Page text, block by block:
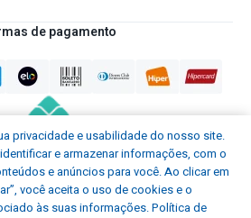
em um Design Premium
de pagamento
privacidade e usabilidade do nosso site.
e armazenar informações, com o
e anúncios para você. Ao clicar em
você aceita o uso de cookies e o
às suas informações.Política de